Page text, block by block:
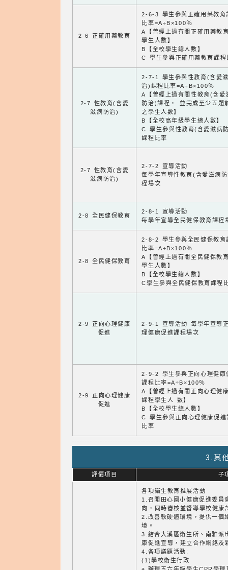
2-6 正確用藥教育
2-6-3 學生參與正確用藥教育
比率=A÷B×100％
A【曾經上過有關正確用藥教
學生人數】
B【全校學生總人數】
C 學生參與正確用藥教育課程
2-7 性教育(含愛
滋病防治)
2-7-1 學生參與性教育(含愛
治)課程比率=A÷B×100％
A【曾經上過有關性教育(含愛
防治)課程， 並完成至少五題
之學生人數】
B【全校高年級學生總人數】
C 學生參與性教育(含愛滋病
課程比率
2-7 性教育(含愛
滋病防治)
2-7-2 宣導活動
每學年宣導性教育(含愛滋病
程場次
2-8 全民健保教育
2-8-1 宣導活動
每學年宣導全民健保教育課程
2-8 全民健保教育
2-8-2 學生參與全民健保教育
比率=A÷B×100％
A【曾經上過有關全民健保教
學生人數】
B【全校學生總人數】
C學生參與全民健保教育課程
2-9 正向心理健康
促進
2-9-1 宣導活動 每學年宣導
理健康促進課程場次
2-9 正向心理健康
促進
2-9-2 學生參與正向心理健康
課程比率=A÷B×100％
A【曾經上過有關正向心理健
課程學生人 數】
B【全校學生總人數】
C 學生參與正向心理健康促進
比率
3.其
評價項目 子
各項衛生教育推展活動
1.召開田心國小健康促進委員
向，同時審核並督導學校健康
2.改善軟硬體環境，提供一個
境。
3.結合大溪區衛生所、南雅派
康促進宣導，建立合作網絡及
4.各項議題活動:
(1)學校衛生行政